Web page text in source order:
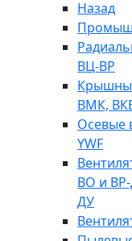
Назад
ВЦ-ВР
ВМК,
Осевые
YWF
ВО и
ДУ